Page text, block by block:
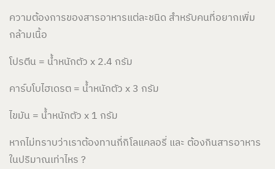
ความต้องการของสารอาหารแต่ละชนิด สำหรับคนที่อยากเพิ่ม
กล้ามเนื้อ
โปรตีน = น้ำหนักตัว x 2.4 กรัม
คาร์บโบไฮเดรต = น้ำหนักตัว x 3 กรัม
ไขมัน = น้ำหนักตัว x 1 กรัม
หากไม่ทราบว่าเราต้องทานกี่กิโลแคลอรี่ และ ต้องกินสารอาหาร
ในปริมาณเท่าไหร ?